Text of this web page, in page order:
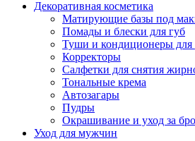
Декоративная косметика
Матирующие базы под
Помады и блески для губ
Туши и кондиционеры для
Корректоры
Салфетки для снятия
Тональные крема
Автозагары
Пудры
Окрашивание и уход за
Уход для мужчин